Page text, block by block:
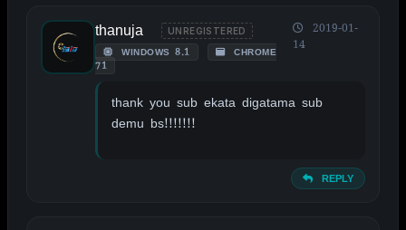
thanuja UNREGISTERED
WINDOWS 8.1
CHROME
71
2019-01-
14
thank you sub ekata digatama sub
demu bs!!!!!!!
REPLY